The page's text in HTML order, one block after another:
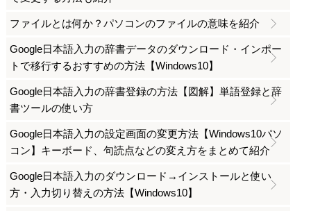
ファイルとは何か？パソコンのファイルの意味を紹介
Google日本語入力の辞書データのダウンロード・インポー
トで移行するおすすめの方法【Windows10】
Google日本語入力の辞書登録の方法【図解】単語登録と辞
書ツールの使い方
Google日本語入力の設定画面の変更方法【Windows10パソ
コン】キーボード、句読点などの変え方をまとめて紹介
Google日本語入力のダウンロード→インストールと使い
方・入力切り替えの方法【Windows10】